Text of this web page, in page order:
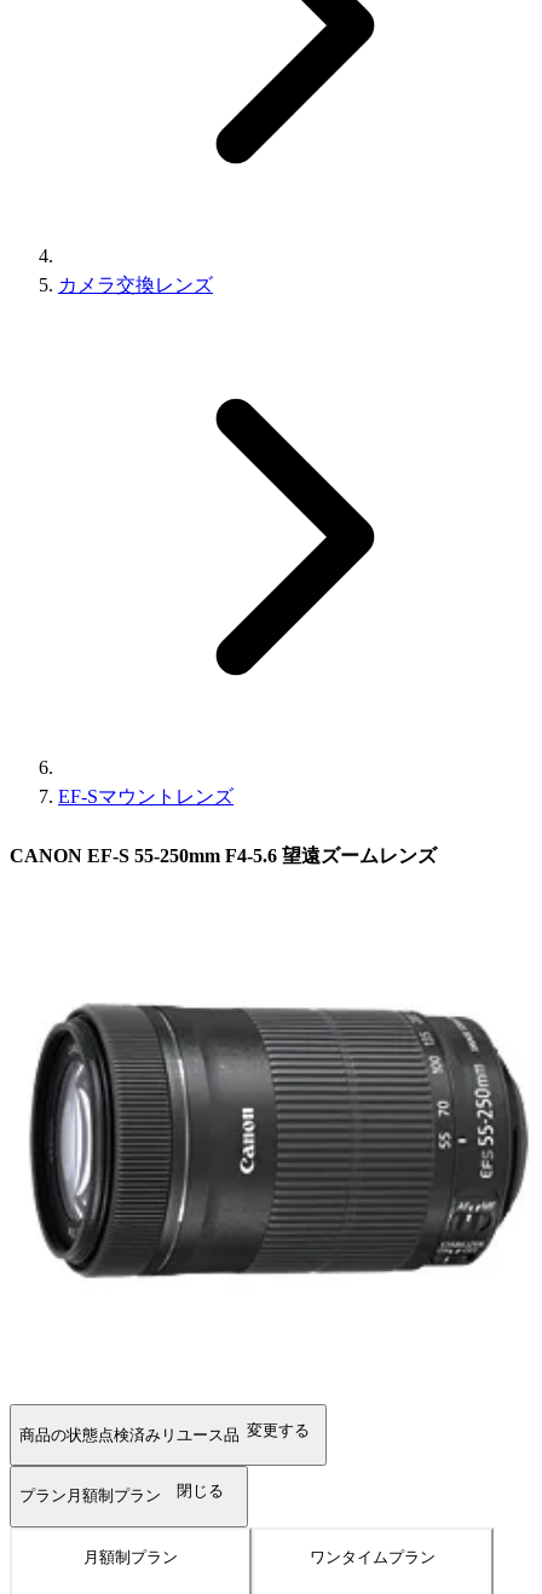
カメラ交換レンズ
EF-Sマウントレンズ
CANON EF-S 55-250mm F4-5.6 望遠ズームレンズ
商品の状態点検済みリユース品 変更する
プラン 月額制プラン 閉じる
月額制プラン ワンタイムプラン